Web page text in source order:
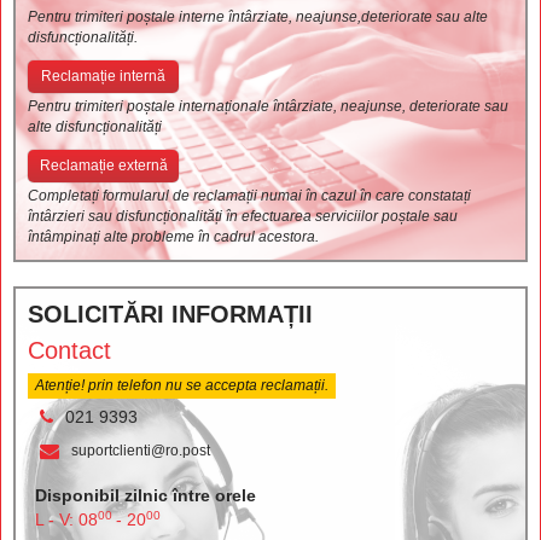
Pentru trimiteri poștale interne întârziate, neajunse,deteriorate sau alte
disfuncționalități.
Reclamație internă
Pentru trimiteri poștale internaționale întârziate, neajunse, deteriorate sau
alte disfuncționalități
Reclamație externă
Completați formularul de reclamații numai în cazul în care constatați
întârzieri sau disfuncționalități în efectuarea serviciilor poștale sau
întâmpinați alte probleme în cadrul acestora.
SOLICITĂRI INFORMAȚII
Contact
Atenție! prin telefon nu se accepta reclamații.
021 9393
suportclienti@ro.post
Disponibil zilnic între orele
L - V: 0800- 2000